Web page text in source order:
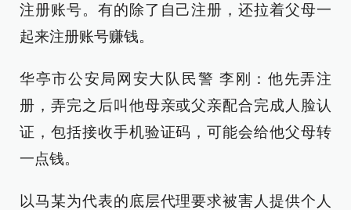
注册账号。有的除了自己注册，还拉着父母一
起来注册账号赚钱。
华亭市公安局网安大队民警 李刚：他先弄注
册，弄完之后叫他母亲或父亲配合完成人脸认
证，包括接收手机验证码，可能会给他父母转
一点钱。
以马某为代表的底层代理要求被害人提供个人